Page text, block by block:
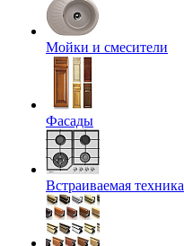
Мойки и смесители
Фасады
Встраиваемая техника